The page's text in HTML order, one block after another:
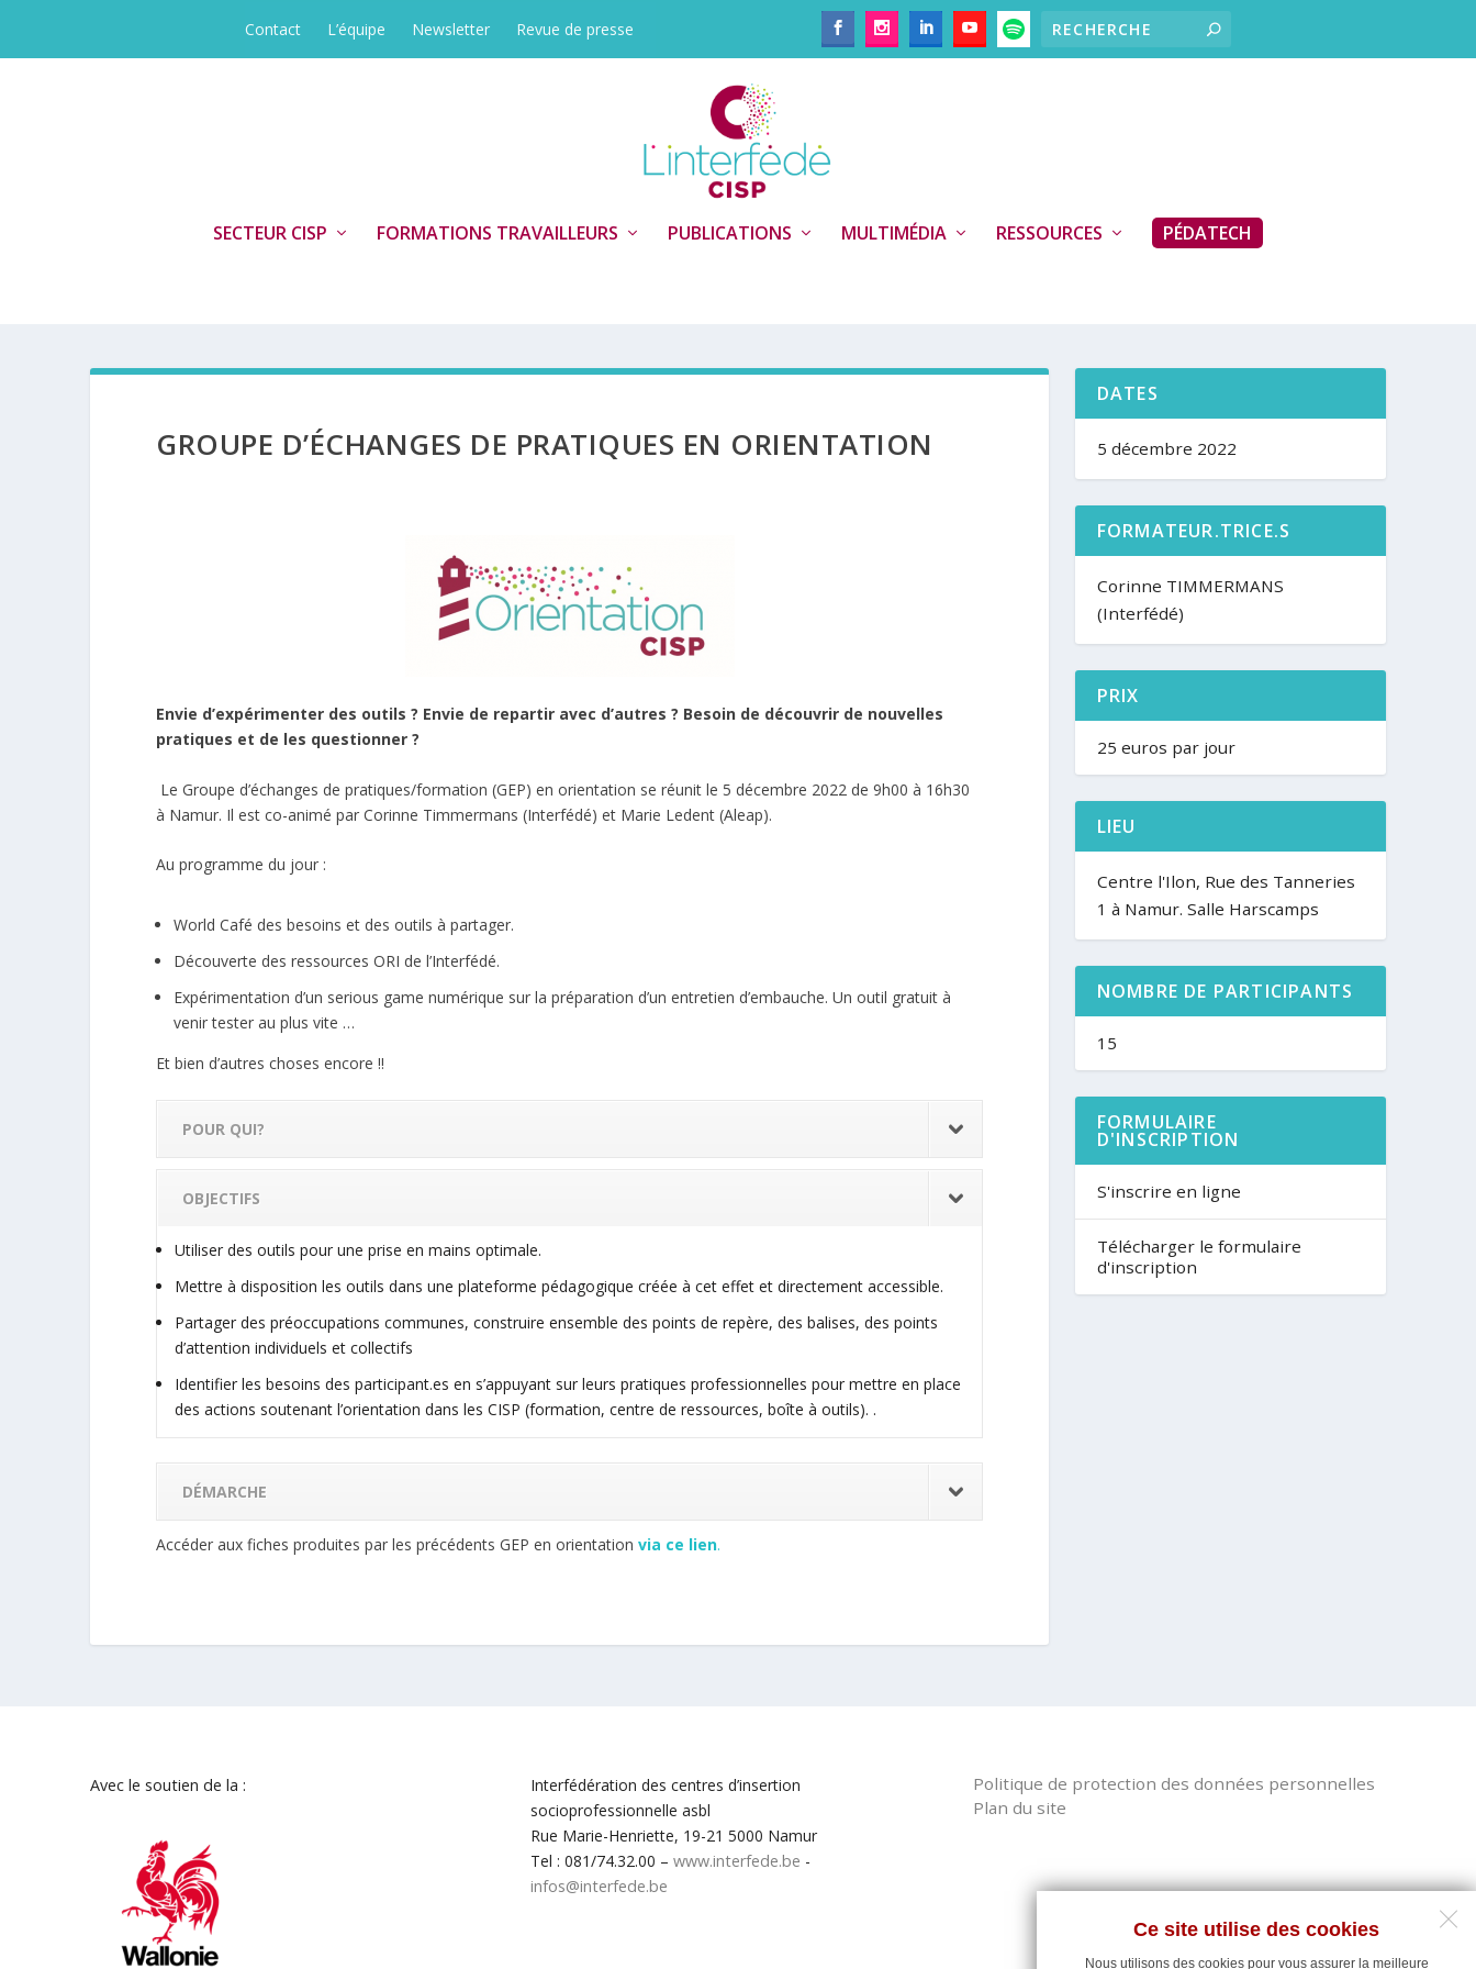
Ce site utilise des cookies
Nous utilisons des cookies pour vous assurer la meilleure
Contact L’équipe Newsletter Revue de presse
SECTEUR CISP FORMATIONS TRAVAILLEURS PUBLICATIONS MULTIMÉDIA RESSOURCES PÉDATECH
GROUPE D’ÉCHANGES DE PRATIQUES EN ORIENTATION
Envie d’expérimenter des outils ? Envie de repartir avec d’autres ? Besoin de découvrir de nouvelles
pratiques et de les questionner ?
Le Groupe d’échanges de pratiques/formation (GEP) en orientation se réunit le 5 décembre 2022 de 9h00 à 16h30
à Namur. Il est co-animé par Corinne Timmermans (Interfédé) et Marie Ledent (Aleap).
Au programme du jour :
World Café des besoins et des outils à partager.
Découverte des ressources ORI de l’Interfédé.
Expérimentation d’un serious game numérique sur la préparation d’un entretien d’embauche. Un outil gratuit à
venir tester au plus vite …
Et bien d’autres choses encore !!
POUR QUI?
OBJECTIFS
Utiliser des outils pour une prise en mains optimale.
Mettre à disposition les outils dans une plateforme pédagogique créée à cet effet et directement accessible.
Partager des préoccupations communes, construire ensemble des points de repère, des balises, des points
d’attention individuels et collectifs
Identifier les besoins des participant.es en s’appuyant sur leurs pratiques professionnelles pour mettre en place
des actions soutenant l’orientation dans les CISP (formation, centre de ressources, boîte à outils). .
DÉMARCHE
Accéder aux fiches produites par les précédents GEP en orientationvia ce lien.
DATES
5 décembre 2022
FORMATEUR.TRICE.S
Corinne TIMMERMANS
(Interfédé)
PRIX
25 euros par jour
LIEU
Centre l'Ilon, Rue des Tanneries
1 à Namur. Salle Harscamps
NOMBRE DE PARTICIPANTS
15
FORMULAIRE
D'INSCRIPTION
S'inscrire en ligne
Télécharger le formulaire
d'inscription
Avec le soutien de la :
Interfédération des centres d’insertion
socioprofessionnelle asbl
Rue Marie-Henriette, 19-21 5000 Namur
Tel : 081/74.32.00 –www.interfede.be -
infos@interfede.be
Politique de protection des données personnelles
Plan du site